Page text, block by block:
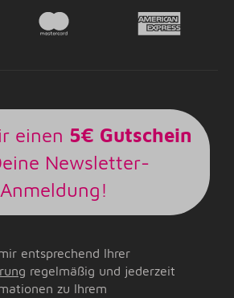
einen 5€ Gutschein
Newsletter-
Anmeldung!
entsprechend Ihrer
regelmäßig und jederzeit
zu Ihrem